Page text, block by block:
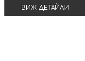
ВИЖ ДЕТАЙЛИ